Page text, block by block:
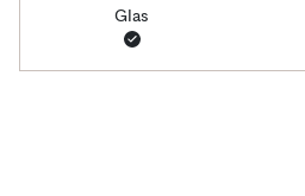
Glas